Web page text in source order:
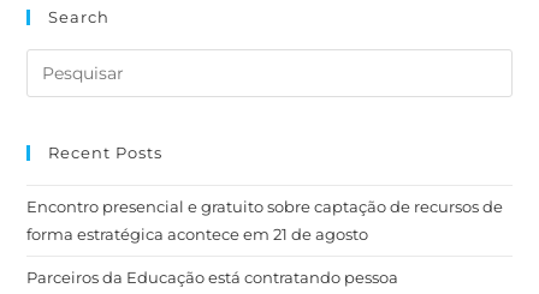
Search
Recent Posts
Encontro presencial e gratuito sobre captação de recursos de
forma estratégica acontece em 21 de agosto
Parceiros da Educação está contratando pessoa